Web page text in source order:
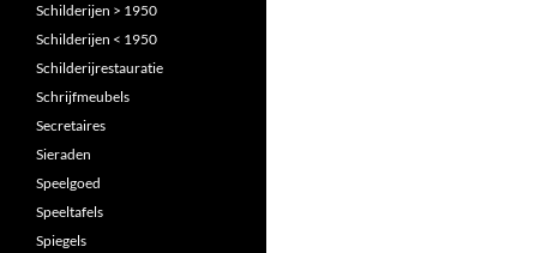
Schilderijen > 1950
Schilderijen < 1950
Schilderijrestauratie
Schrijfmeubels
Secretaires
Sieraden
Speelgoed
Speeltafels
Spiegels